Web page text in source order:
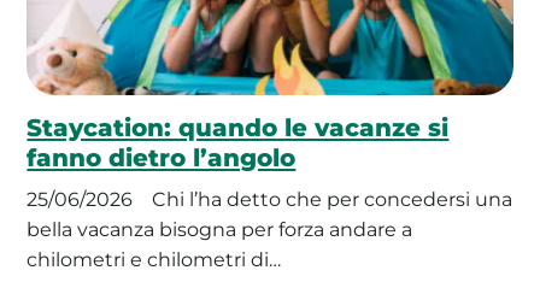
Staycation: quando le vacanze si
fanno dietro l’angolo
25/06/2026
Chi l’ha detto che per concedersi una
bella vacanza bisogna per forza andare a
chilometri e chilometri di…